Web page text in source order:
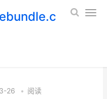
26 • 阅读